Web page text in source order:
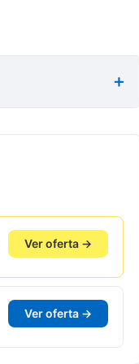
Ver oferta →
Ver oferta →